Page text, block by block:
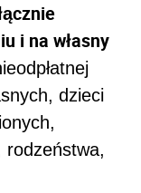
i na własny
dzieci
rodzeństwa,